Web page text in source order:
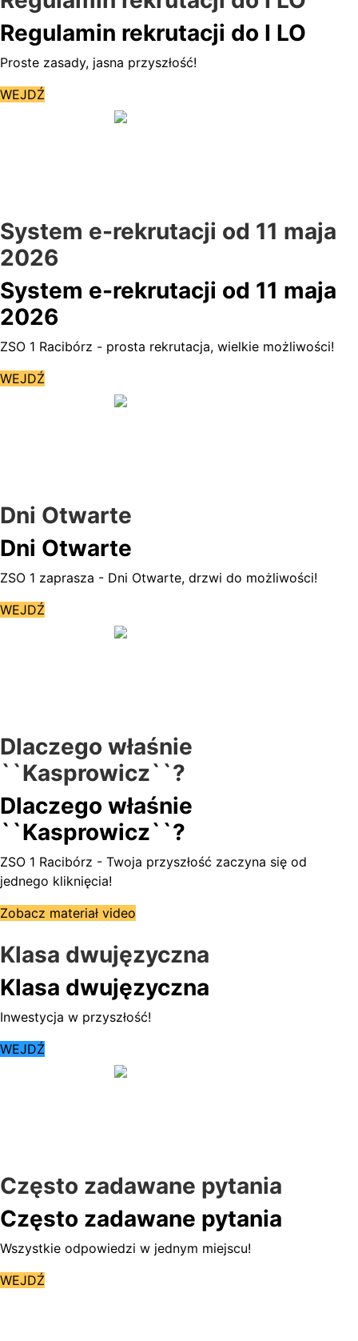
Regulamin rekrutacji do I LO
Proste zasady, jasna przyszłość!
WEJDŹ
System e-rekrutacji od 11 maja
2026
System e-rekrutacji od 11 maja
2026
ZSO 1 Racibórz - prosta rekrutacja, wielkie możliwości!
WEJDŹ
Dni Otwarte
Dni Otwarte
ZSO 1 zaprasza - Dni Otwarte, drzwi do możliwości!
WEJDŹ
Dlaczego właśnie
``Kasprowicz``?
Dlaczego właśnie
``Kasprowicz``?
ZSO 1 Racibórz - Twoja przyszłość zaczyna się od
jednego kliknięcia!
Zobacz materiał video
Klasa dwujęzyczna
Klasa dwujęzyczna
Inwestycja w przyszłość!
WEJDŹ
Często zadawane pytania
Często zadawane pytania
Wszystkie odpowiedzi w jednym miejscu!
WEJDŹ